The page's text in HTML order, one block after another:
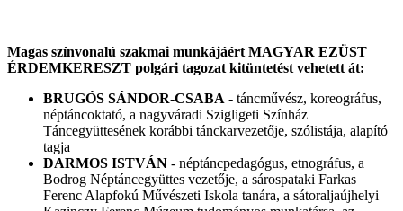
Magas színvonalú szakmai munkájáért MAGYAR EZÜST
ÉRDEMKERESZT polgári tagozat kitüntetést vehetett át:
BRUGÓS SÁNDOR-CSABA - táncművész, koreográfus,
néptáncoktató, a nagyváradi Szigligeti Színház
Táncegyüttesének korábbi tánckarvezetője, szólistája, alapító
tagja
DARMOS ISTVÁN - néptáncpedagógus, etnográfus, a
Bodrog Néptáncegyüttes vezetője, a sárospataki Farkas
Ferenc Alapfokú Művészeti Iskola tanára, a sátoraljaújhelyi